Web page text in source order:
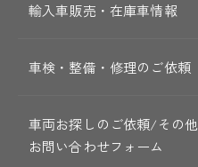
輸入車販売・在庫車情報
車検・整備・修理のご依頼
車両お探しのご依頼/その他
お問い合わせフォーム